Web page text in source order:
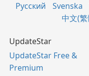
Русский
Svenska
中文(
UpdateStar
UpdateStar Free &
Premium